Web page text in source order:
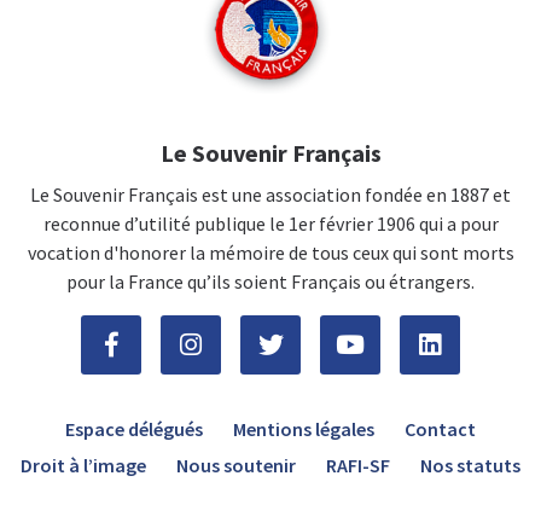
Le Souvenir Français
Le Souvenir Français est une association fondée en 1887 et
reconnue d’utilité publique le 1er février 1906 qui a pour
vocation d'honorer la mémoire de tous ceux qui sont morts
pour la France qu’ils soient Français ou étrangers.
Espace délégués Mentions légales
Contact
Droit à l’image
Nous soutenir RAFI-SF Nos statuts